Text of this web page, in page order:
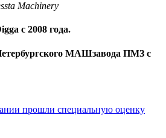
Machinery
с 2008 года.
МАШзавода ПМЗ с
прошли специальную оценку